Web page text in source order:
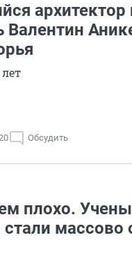
архитектор
Валентин
Обсудить
плохо.
массово